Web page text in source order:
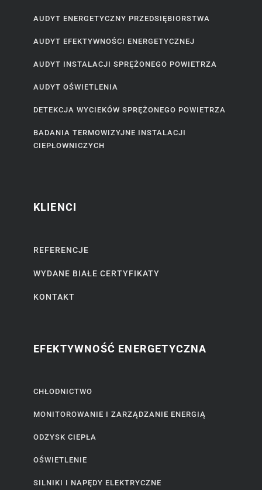
AUDYT ENERGETYCZNY PRZEDSIĘBIORSTWA
AUDYT EFEKTYWNOŚCI ENERGETYCZNEJ
AUDYT INSTALACJI SPRĘŻONEGO POWIETRZA
AUDYT OŚWIETLENIA
DETEKCJA WYCIEKÓW SPRĘŻONEGO POWIETRZA
BADANIA TERMOWIZYJNE INSTALACJI
CIEPŁOWNICZYCH
KLIENCI
REFERENCJE
WYDANE BIAŁE CERTYFIKATY
KONTAKT
EFEKTYWNOŚĆ ENERGETYCZNA
CHŁODNICTWO
MONITOROWANIE I ZARZĄDZANIE ENERGIĄ
ODZYSK CIEPŁA
OŚWIETLENIE
SILNIKI I NAPĘDY ELEKTRYCZNE